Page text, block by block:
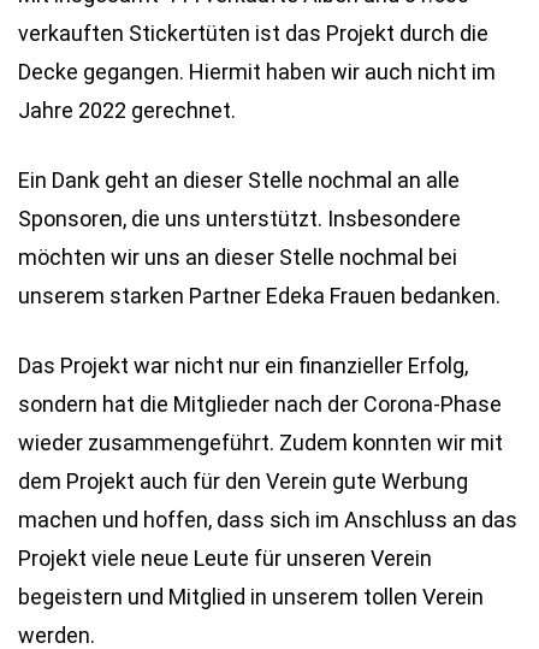
verkauften Stickertüten ist das Projekt durch die
Decke gegangen. Hiermit haben wir auch nicht im
Jahre 2022 gerechnet.
Ein Dank geht an dieser Stelle nochmal an alle
Sponsoren, die uns unterstützt. Insbesondere
möchten wir uns an dieser Stelle nochmal bei
unserem starken Partner Edeka Frauen bedanken.
Das Projekt war nicht nur ein finanzieller Erfolg,
sondern hat die Mitglieder nach der Corona-Phase
wieder zusammengeführt. Zudem konnten wir mit
dem Projekt auch für den Verein gute Werbung
machen und hoffen, dass sich im Anschluss an das
Projekt viele neue Leute für unseren Verein
begeistern und Mitglied in unserem tollen Verein
werden.